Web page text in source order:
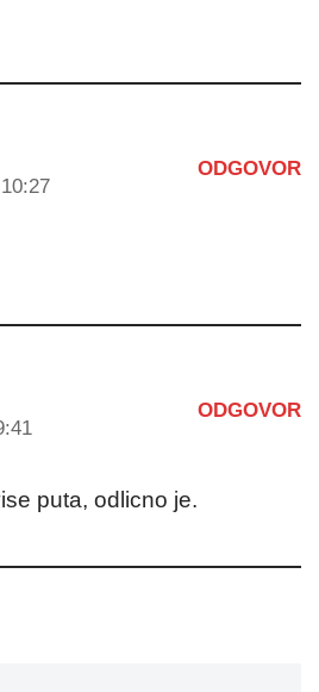
ODGOVOR
ODGOVOR
puta, odlicno je.